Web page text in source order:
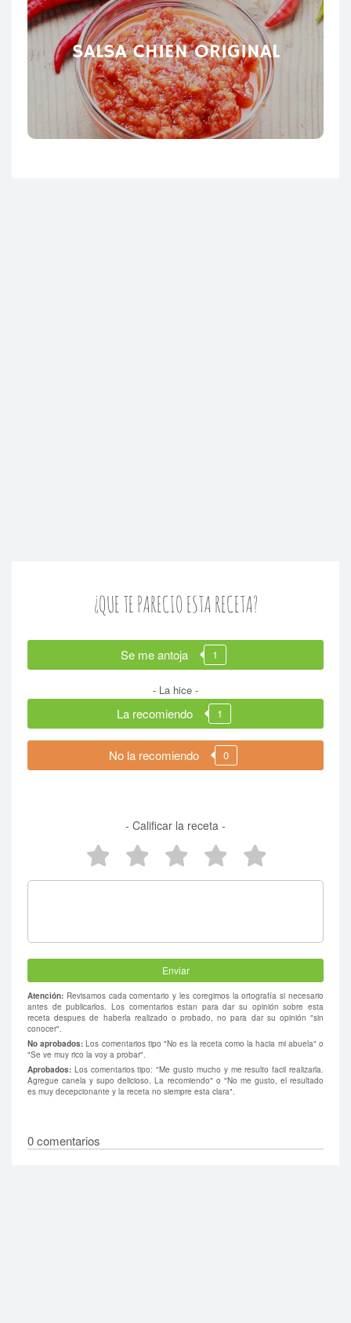
SALSA CHIEN ORIGINAL
¿QUE TE PARECIO ESTA RECETA?
Se me antoja 1
- La hice -
La recomiendo 1
No la recomiendo 0
- Calificar la receta -
2 estrellas
3 estrellas
4 estrellas
5 estrellas
Atención: Revisamos cada comentario y les coregimos la ortografía si necesario
antes de publicarlos. Los comentarios estan para dar su opinión sobre esta
receta despues de haberla realizado o probado, no para dar su opinión "sin
conocer".
No aprobados:Los comentarios tipo "No es la receta como la hacia mi abuela" o
"Se ve muy rico la voy a probar".
Aprobados: Los comentarios tipo: "Me gusto mucho y me resulto facil realizarla.
Agregue canela y supo delicioso. La recomiendo" o "No me gusto, el resultado
es muy decepcionante y la receta no siempre esta clara".
0 comentarios